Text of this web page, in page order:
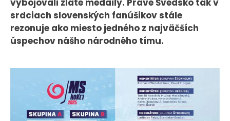
vybojovali zlaté medaily. Práve Švédsko tak v
srdciach slovenských fanúšikov stále
rezonuje ako miesto jedného z najväčších
úspechov nášho národného tímu.